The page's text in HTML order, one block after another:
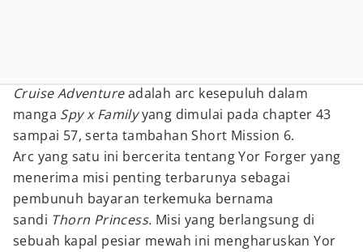
Cruise Adventureadalah arc kesepuluh dalam
manga Spy x Familyyang dimulai pada chapter 43
sampai 57, serta tambahan Short Mission 6.
Arc yang satu ini bercerita tentang Yor Forger yang
menerima misi penting terbarunya sebagai
pembunuh bayaran terkemuka bernama
sandi Thorn Princess. Misi yang berlangsung di
sebuah kapal pesiar mewah ini mengharuskan Yor